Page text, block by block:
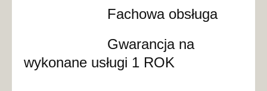
Fachowa obsługa
Gwarancja na
wykonane usługi 1 ROK